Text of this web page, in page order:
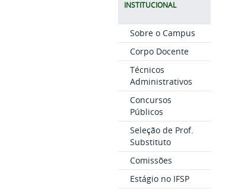
INSTITUCIONAL
Sobre o Campus
Corpo Docente
Técnicos
Administrativos
Concursos
Públicos
Seleção de Prof.
Substituto
Comissões
Estágio no IFSP